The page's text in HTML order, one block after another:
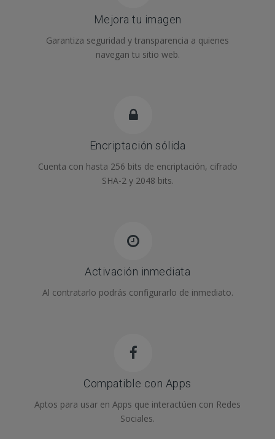
Mejora tu imagen
Garantiza seguridad y transparencia a quienes
navegan tu sitio web.
Encriptación sólida
Cuenta con hasta 256 bits de encriptación, cifrado
SHA-2 y 2048 bits.
Activación inmediata
Al contratarlo podrás configurarlo de inmediato.
Compatible con Apps
Aptos para usar en Apps que interactúen con Redes
Sociales.